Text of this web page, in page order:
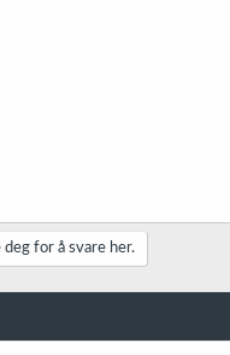
for å svare her.